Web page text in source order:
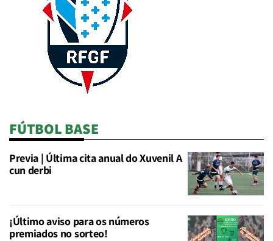
FÚTBOL BASE
Previa | Última cita anual do Xuvenil A
cun derbi
¡Último aviso para os números
premiados no sorteo!